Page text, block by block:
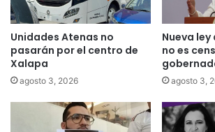
Unidades Atenas no
pasarán por el centro de
Xalapa
agosto 3, 2026
Nueva
no es
agosto 3,